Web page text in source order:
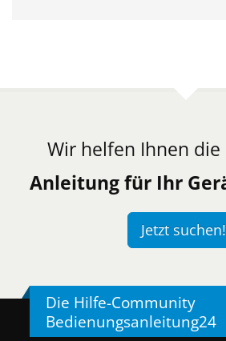
Wir helfen Ihnen die
Anleitung für Ihr
Jetzt suchen!
Die Hilfe-Community
Bedienungsanleitung24